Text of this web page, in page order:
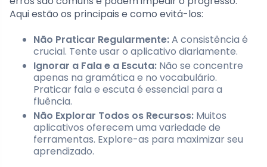
Aqui estão os principais e como evitá-los:
Não Praticar Regularmente:A consistência é
crucial. Tente usar o aplicativo diariamente.
Ignorar a Fala e a Escuta: Não se concentre
apenas na gramática e no vocabulário.
Praticar fala e escuta é essencial para a
fluência.
Não Explorar Todos os Recursos: Muitos
aplicativos oferecem uma variedade de
ferramentas. Explore-as para maximizar seu
aprendizado.